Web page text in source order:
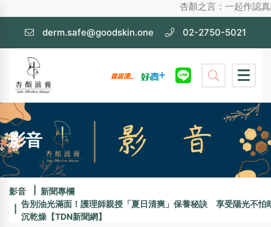
杏顏之言：一起作認
derm.safe@goodskin.one 02-2750-5021
影音
影音
新聞專欄
告別油光滿面！護理師親授「夏日清爽」保養秘訣 享受陽光不怕
沉乾燥【TDN新聞網】